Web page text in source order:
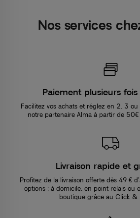
Nos services
Paiement plusieurs fois
Facilitez vos achats et réglez en 2, 3 ou
notre partenaire Alma à partir de
Livraison rapide et
Profitez de la livraison offerte dès 49 €
options : à domicile, en point relais ou
boutique grâce au Click &